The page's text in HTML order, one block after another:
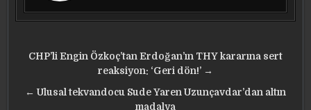
Yazı
gezinmesi
CHP’li Engin Özkoç’tan Erdoğan’ın THY kararına sert
reaksiyon: ‘Geri dön!’ →
← Ulusal tekvandocu Sude Yaren Uzunçavdar’dan altın
madalya